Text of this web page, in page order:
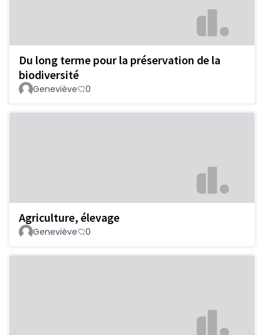
Du long terme pour la préservation de la
biodiversité
Geneviève 0
Agriculture, élevage
Geneviève 0